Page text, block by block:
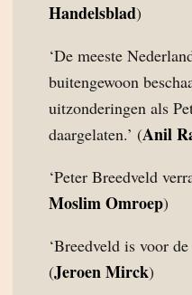
Handelsblad)
‘De meeste
buitengewoon
uitzonderingen als
daargelaten.’ (Anil
‘Peter Breedveld
Moslim Omroep)
‘Breedveld is voor
(Jeroen Mirck)